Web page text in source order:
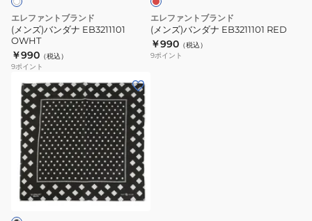
エレファントブランド
(メンズ)バンダナ EB3211101
OWHT
￥990 （税込）
9ポイント
エレファントブランド
(メンズ)バンダナ EB3211101 RED
￥990 （税込）
9ポイント
(メ
ズ)
バ
ダ
ナ
EB3211101
BKXWH